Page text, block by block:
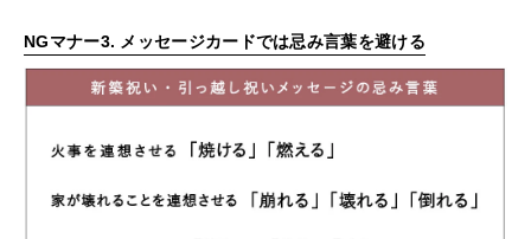
NGマナー3. メッセージカードでは忌み言葉を避ける